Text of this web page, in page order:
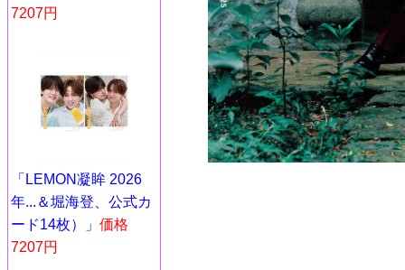
7207円
「LEMON凝眸 2026
年...＆堀海登、公式カ
ード14枚）」 価格
7207円